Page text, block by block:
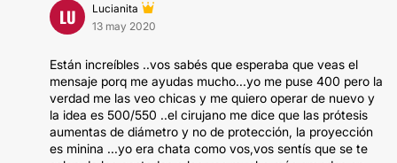
LU
Lucianita
13 may 2020
Están increíbles ..vos sabés que esperaba que veas el
mensaje porq me ayudas mucho...yo me puse 400 pero la
verdad me las veo chicas y me quiero operar de nuevo y
la idea es 500/550 ..el cirujano me dice que las prótesis
aumentas de diámetro y no de protección, la proyección
es minina ...yo era chata como vos,vos sentís que se te